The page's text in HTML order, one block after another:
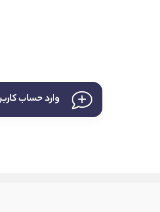
وارد حساب